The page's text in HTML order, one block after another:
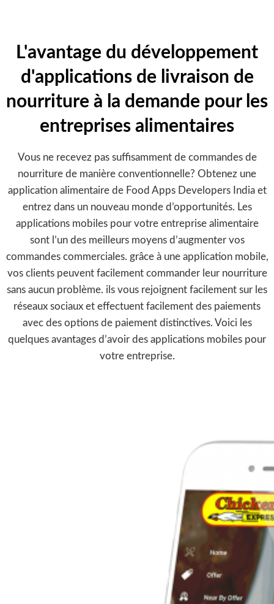
L'avantage du développement
d'applications de livraison de
nourriture à la demande pour les
entreprises alimentaires
Vous ne recevez pas suffisamment de commandes de
nourriture de manière conventionnelle? Obtenez une
application alimentaire de Food Apps Developers India et
entrez dans un nouveau monde d’opportunités. Les
applications mobiles pour votre entreprise alimentaire
sont l’un des meilleurs moyens d’augmenter vos
commandes commerciales. grâce à une application mobile,
vos clients peuvent facilement commander leur nourriture
sans aucun problème. ils vous rejoignent facilement sur les
réseaux sociaux et effectuent facilement des paiements
avec des options de paiement distinctives. Voici les
quelques avantages d’avoir des applications mobiles pour
votre entreprise.